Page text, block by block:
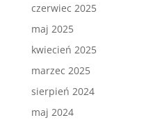
czerwiec 2025
maj 2025
kwiecień 2025
marzec 2025
sierpień 2024
maj 2024